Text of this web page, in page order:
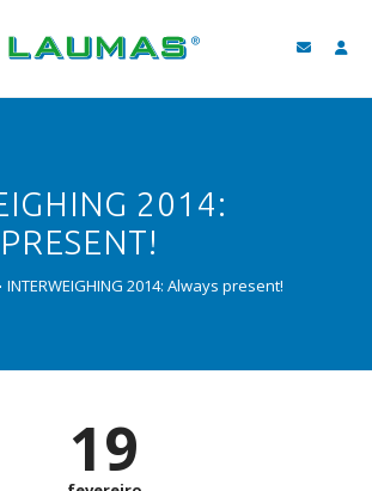
2014:
INTERWEIGHING 2014: Always present!
19